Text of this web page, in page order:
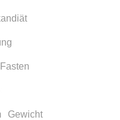
Fasten
Gewicht